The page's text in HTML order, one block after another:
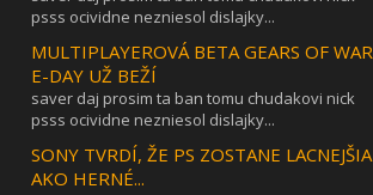
psss ocividne nezniesol dislajky...
MULTIPLAYEROVÁ BETA GEARS OF WAR
E-DAY UŽ BEŽÍ
saver daj prosim ta ban tomu chudakovi nick
psss ocividne nezniesol dislajky...
SONY TVRDÍ, ŽE PS ZOSTANE LACNEJŠIA
AKO HERNÉ...